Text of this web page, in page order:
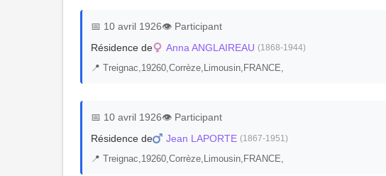
📅 10 avril 1926👁️ Participant
Résidence de
Anna ANGLAIREAU (1868-1944)
📍 Treignac,19260,Corrèze,Limousin,FRANCE,
📅 10 avril 1926👁️ Participant
Résidence de
Jean LAPORTE (1867-1951)
📍 Treignac,19260,Corrèze,Limousin,FRANCE,